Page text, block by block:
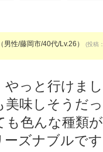
男性/藤岡市/40代/Lv.26） (投稿
っと行けま
味しそうだ
も色んな種類
ーズナブルで